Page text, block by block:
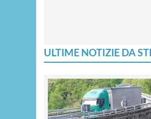
ULTIME NOTIZIE DA